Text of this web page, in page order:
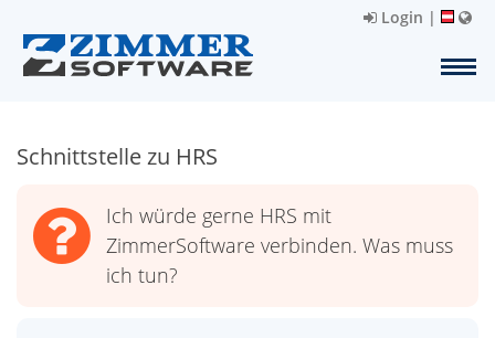
Login |
Schnittstelle zu HRS
Ich würde gerne HRS mit
ZimmerSoftware verbinden. Was muss
ich tun?